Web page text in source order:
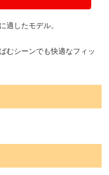
適したモデル。
むシーンでも快適なフィッ